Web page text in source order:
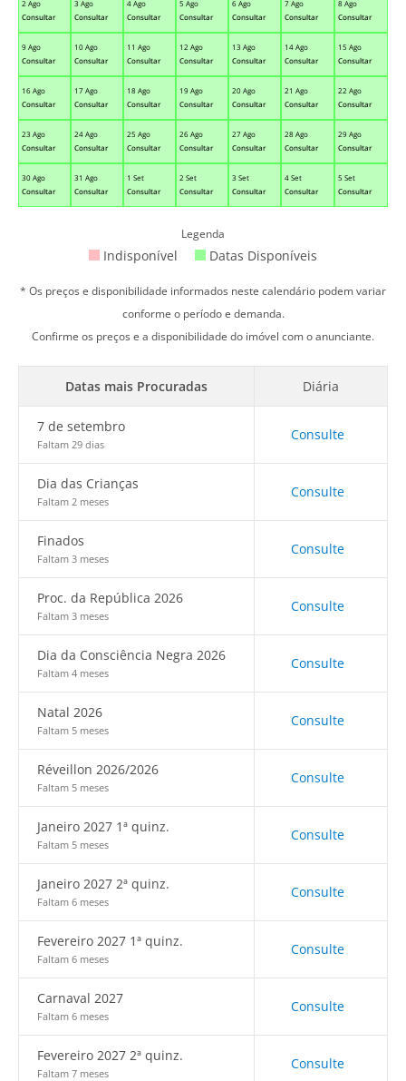
2 Ago
Consultar
3 Ago
Consultar
4 Ago
Consultar
5 Ago
Consultar
6 Ago
Consultar
7 Ago
Consultar
8 Ago
Consultar
9 Ago
Consultar
10 Ago
Consultar
11 Ago
Consultar
12 Ago
Consultar
13 Ago
Consultar
14 Ago
Consultar
15 Ago
Consultar
16 Ago
Consultar
17 Ago
Consultar
18 Ago
Consultar
19 Ago
Consultar
20 Ago
Consultar
21 Ago
Consultar
22 Ago
Consultar
23 Ago
Consultar
24 Ago
Consultar
25 Ago
Consultar
26 Ago
Consultar
27 Ago
Consultar
28 Ago
Consultar
29 Ago
Consultar
30 Ago
Consultar
31 Ago
Consultar
1 Set
Consultar
2 Set
Consultar
3 Set
Consultar
4 Set
Consultar
5 Set
Consultar
Legenda
Indisponível Datas Disponíveis
* Os preços e disponibilidade informados neste calendário podem variar
conforme o período e demanda.
Confirme os preços e a disponibilidade do imóvel com o anunciante.
Datas mais Procuradas Diária
7 de setembro
Faltam 29 dias
Consulte
Dia das Crianças
Faltam 2 meses
Consulte
Finados
Faltam 3 meses
Consulte
Proc. da República 2026
Faltam 3 meses
Consulte
Dia da Consciência Negra 2026
Faltam 4 meses
Consulte
Natal 2026
Faltam 5 meses
Consulte
Réveillon 2026/2026
Faltam 5 meses
Consulte
Janeiro 2027 1ª quinz.
Faltam 5 meses
Consulte
Janeiro 2027 2ª quinz.
Faltam 6 meses
Consulte
Fevereiro 2027 1ª quinz.
Faltam 6 meses
Consulte
Carnaval 2027
Faltam 6 meses
Consulte
Fevereiro 2027 2ª quinz.
Faltam 7 meses
Consulte